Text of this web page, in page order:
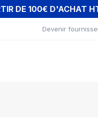
DE 100€ D'ACHAT
Devenir